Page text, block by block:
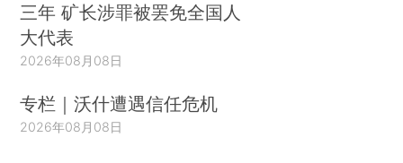
三年 矿长涉罪被罢免全国人
大代表
2026年08月08日
专栏｜沃什遭遇信任危机
2026年08月08日